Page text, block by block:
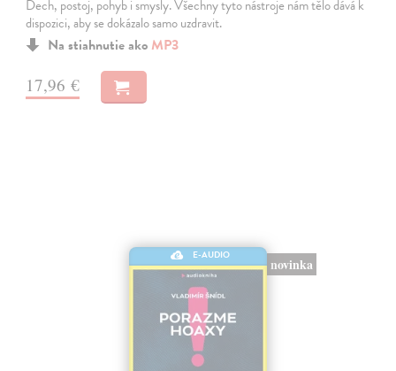
Dech, postoj, pohyb i smysly. Všechny tyto nástroje nám tělo dává k
dispozici, aby se dokázalo samo uzdravit.
Na stiahnutie ako MP3
17,96 €
E-AUDIO
novinka